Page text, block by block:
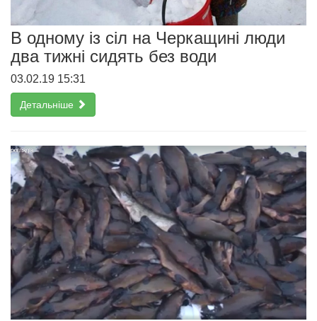
В одному із сіл на Черкащині люди
два тижні сидять без води
03.02.19 15:31
Детальніше